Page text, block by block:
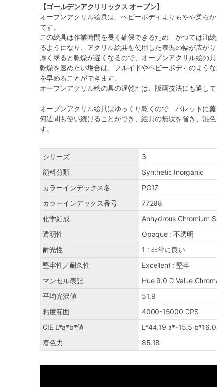
【ゴールデンアクリリックス オープン】
オープンアクリル絵具は、ヘビーボディよりもやや柔ら
です。
この絵具は作業時間を長く確保できるため、かつては油
るようになり、アクリル絵具を使用した表現の幅が広が
厚く塗ると乾燥が遅くなるので、オープンアクリル絵の
乾燥を速めたい場合は、フルイドやヘビーボディのよう
を早めることができます。
オープンアクリル絵の具の遅乾性は、版画技法にも適し
オープンアクリル絵具はゆっくり乾くので、パレットに
何週間も使い続けることができ、絵具の無駄を省き、混
す。
シリーズ
3
顔料分類
Synthetic Inorganic
カラーインデックス名
PG17
カラーインデックス番号
77288
化学組成
Anhydrous Chromium
透明性
Opaque : 不透明
耐光性
1 : 非常に良い
堅牢性／耐久性
Excellent : 堅牢
マンセル表記
Hue 9.0 G Value
平均光沢値
51.9
粘度範囲
4000-15000 CPS
CIE L*a*b*値
L*44.19 a*-15.5
着色力
85.18